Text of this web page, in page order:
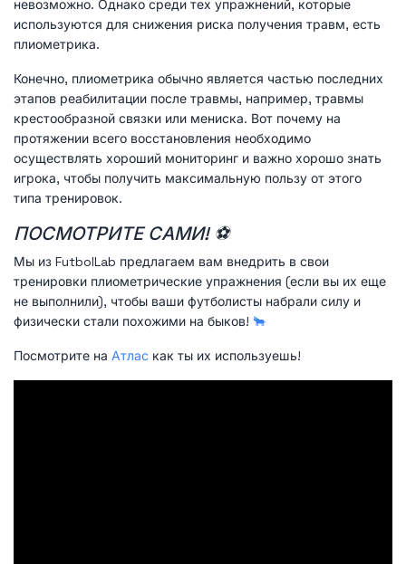
невозможно. Однако среди тех упражнений, которые
используются для снижения риска получения травм, есть
плиометрика.
Конечно, плиометрика обычно является частью последних
этапов реабилитации после травмы, например, травмы
крестообразной связки или мениска. Вот почему на
протяжении всего восстановления необходимо
осуществлять хороший мониторинг и важно хорошо знать
игрока, чтобы получить максимальную пользу от этого
типа тренировок.
ПОСМОТРИТЕ САМИ! ⚽
Мы из FutbolLab предлагаем вам внедрить в свои
тренировки плиометрические упражнения (если вы их еще
не выполнили), чтобы ваши футболисты набрали силу и
физически стали похожими на быков! 🐂
Посмотрите на Атлас как ты их используешь!